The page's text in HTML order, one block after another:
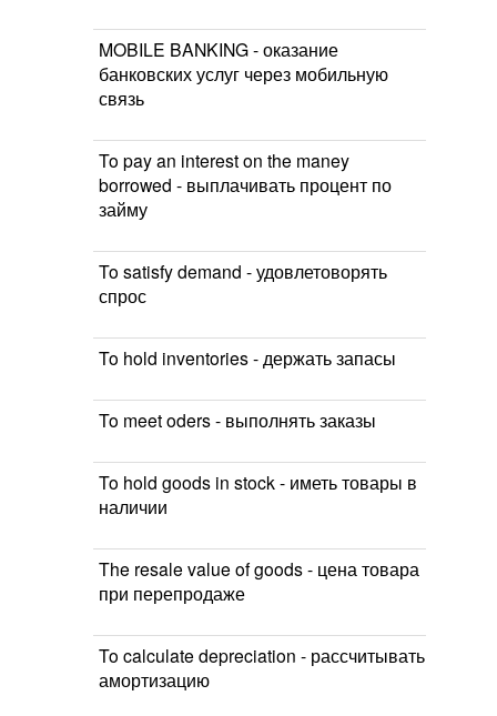
MOBILE BANKING - оказание
банковских услуг через мобильную
связь
To pay an interest on the maney
borrowed - выплачивать процент по
займу
To satisfy demand - удовлетоворять
спрос
To hold inventories - держать запасы
To meet oders - выполнять заказы
To hold goods in stock - иметь товары в
наличии
The resale value of goods - цена товара
при перепродаже
To calculate depreciation - рассчитывать
амортизацию